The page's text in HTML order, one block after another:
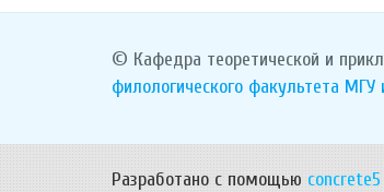
© Кафедра теоретической и
филологического факультета МГУ
Разработано с помощью concrete5